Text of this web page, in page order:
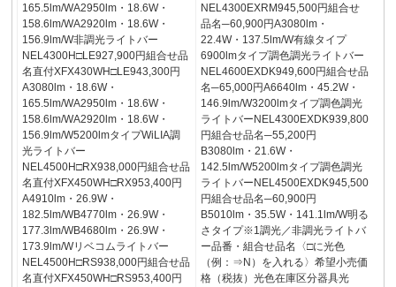
165.5lm/WA2950lm・18.6W・
158.6lm/WA2920lm・18.6W・
156.9lm/W非調光ライトバー
NEL4300H□LE927,900円組合せ品
名直付XFX430WH□LE943,300円
A3080lm・18.6W・
165.5lm/WA2950lm・18.6W・
158.6lm/WA2920lm・18.6W・
156.9lm/W5200lmタイプWiLIA調
光ライトバー
NEL4500H□RX938,000円組合せ品
名直付XFX450WH□RX953,400円
A4910lm・26.9W・
182.5lm/WB4770lm・26.9W・
177.3lm/WB4680lm・26.9W・
173.9lm/Wリベコムライトバー
NEL4500H□RS938,000円組合せ品
名直付XFX450WH□RS953,400円
NEL4300EXRM945,500円組合せ
品名─60,900円A3080lm・
22.4W・137.5lm/W有線タイプ
6900lmタイプ調色調光ライトバー
NEL4600EXDK949,600円組合せ品
名─65,000円A6640lm・45.2W・
146.9lm/W3200lmタイプ調色調光
ライトバーNEL4300EXDK939,800
円組合せ品名─55,200円
B3080lm・21.6W・
142.5lm/W5200lmタイプ調色調光
ライトバーNEL4500EXDK945,500
円組合せ品名─60,900円
B5010lm・35.5W・141.1lm/W明る
さタイプ※1調光／非調光ライトバ
ー品番・組合せ品名〈□に光色
（例：⇒N）を入れる〉希望小売価
格（税抜）光色在庫区分器具光